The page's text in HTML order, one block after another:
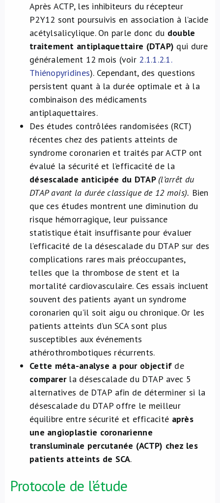
Après ACTP, les inhibiteurs du récepteur
P2Y12 sont poursuivis en association à l’acide
acétylsalicylique. On parle donc du double
traitement antiplaquettaire (DTAP) qui dure
généralement 12 mois (voir 2.1.1.2.1.
Thiénopyridines). Cependant, des questions
persistent quant à la durée optimale et à la
combinaison des médicaments
antiplaquettaires.
Des études contrôlées randomisées (RCT)
récentes chez des patients atteints de
syndrome coronarien et traités par ACTP ont
évalué la sécurité et l’efficacité de la
désescalade anticipée du DTAP (l’arrêt du
DTAP avant la durée classique de 12 mois). Bien
que ces études montrent une diminution du
risque hémorragique, leur puissance
statistique était insuffisante pour évaluer
l’efficacité de la désescalade du DTAP sur des
complications rares mais préoccupantes,
telles que la thrombose de stent et la
mortalité cardiovasculaire. Ces essais incluent
souvent des patients ayant un syndrome
coronarien qu’il soit aigu ou chronique. Or les
patients atteints d’un SCA sont plus
susceptibles aux événements
athérothrombotiques récurrents.
Cette méta-analyse a pour objectif de
comparerla désescalade du DTAP avec 5
alternatives de DTAP afin de déterminer si la
désescalade du DTAP offre le meilleur
équilibre entre sécurité et efficacité après
une angioplastie coronarienne
transluminale percutanée (ACTP) chez les
patients atteints de SCA.
Protocole de l’étude